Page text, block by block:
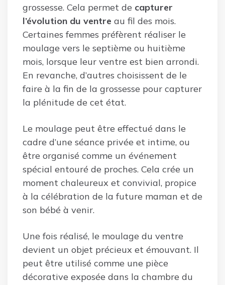
grossesse. Cela permet de capturer
l’évolution du ventre au fil des mois.
Certaines femmes préfèrent réaliser le
moulage vers le septième ou huitième
mois, lorsque leur ventre est bien arrondi.
En revanche, d’autres choisissent de le
faire à la fin de la grossesse pour capturer
la plénitude de cet état.
Le moulage peut être effectué dans le
cadre d’une séance privée et intime, ou
être organisé comme un événement
spécial entouré de proches. Cela crée un
moment chaleureux et convivial, propice
à la célébration de la future maman et de
son bébé à venir.
Une fois réalisé, le moulage du ventre
devient un objet précieux et émouvant. Il
peut être utilisé comme une pièce
décorative exposée dans la chambre du